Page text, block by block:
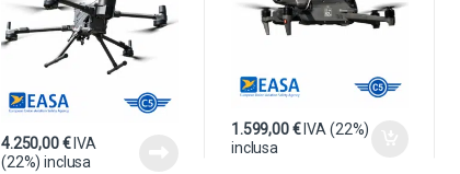
4.250,00€ IVA
(22%) inclusa
1.599,00€ IVA (22%)
inclusa